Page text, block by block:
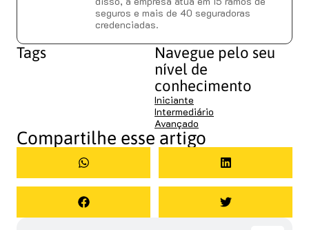
seguros e mais de 40 seguradoras
credenciadas.
Tags
Navegue pelo seu
nível de
conhecimento
Iniciante
Intermediário
Avançado
Compartilhe esse artigo